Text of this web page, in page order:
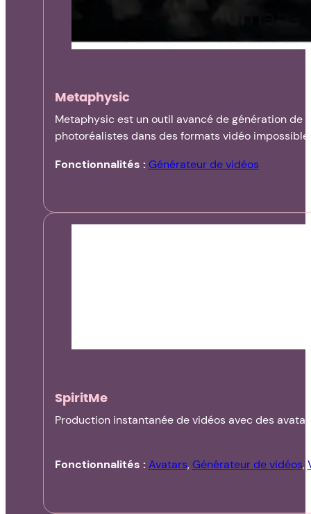
Metaphysic
Metaphysic est un outil avancé de génération
photoréalistes dans des formats vidéo
Fonctionnalités : Générateur de vidéos
SpiritMe
Production instantanée de vidéos avec des
Fonctionnalités : Avatars,Générateur de vidéos,